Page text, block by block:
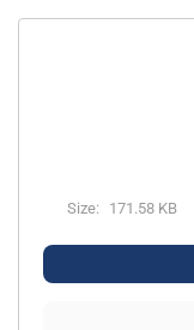
Size: 171.58 KB